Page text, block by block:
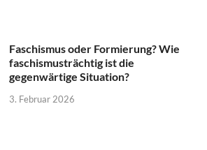
Faschismus oder Formierung? Wie
faschismusträchtig ist die
gegenwärtige Situation?
3. Februar 2026